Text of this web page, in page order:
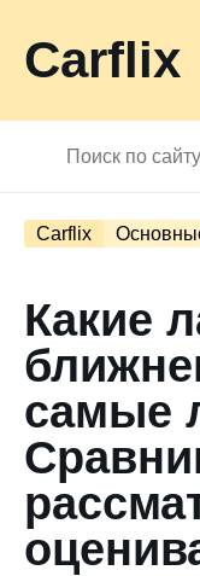
Carflix
Carflix
Какие
самые